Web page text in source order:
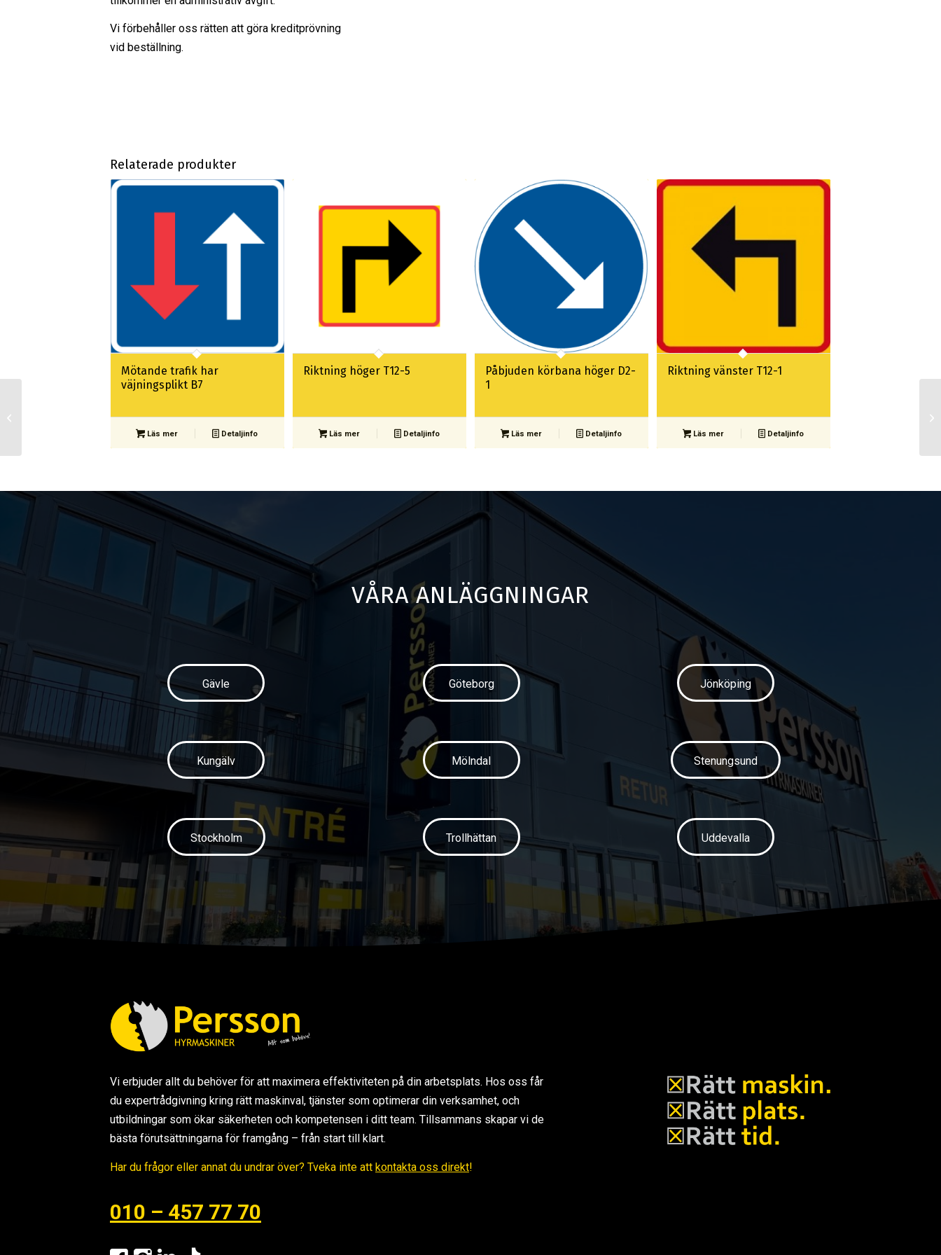
Vi förbehåller oss rätten att göra kreditprövning
vid beställning.
Relaterade produkter
Mötande trafik har
väjningsplikt B7
Läs mer Detaljinfo
Riktning höger T12-5
Läs mer Detaljinfo
Påbjuden körbana höger D2-
1
Läs mer Detaljinfo
Riktning vänster T12-1
Läs mer Detaljinfo
VÅRA ANLÄGGNINGAR
Gävle Göteborg Jönköping
Kungälv Mölndal Stenungsund
Stockholm Trollhättan Uddevalla
Vi erbjuder allt du behöver för att maximera effektiviteten på din arbetsplats. Hos oss får
du expertrådgivning kring rätt maskinval, tjänster som optimerar din verksamhet, och
utbildningar som ökar säkerheten och kompetensen i ditt team. Tillsammans skapar vi de
bästa förutsättningarna för framgång – från start till klart.
Har du frågor eller annat du undrar över? Tveka inte att kontakta oss direkt!
010 – 457 77 70